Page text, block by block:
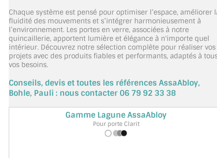
INSPIRATIONS ET NOUVEAUTÉS
AMBIANCE LAITON BROSSÉ
MIROIRS VIEILLIS AMBIANCE BRASSERIE
MIROIR SUR MESURE
MIROIR VIEILLI
MIROIR DÉCORATIF DE COULEUR
Chaque système est pensé pour optimiser l’espace, améliorer
fluidité des mouvements et s’intégrer harmonieusement à
l’environnement. Les portes en verre, associées à notre
quincaillerie, apportent lumière et élégance à n'importe quel
intérieur. Découvrez notre sélection complète pour réaliser vos
projets avec des produits fiables et performants, adaptés à
vos besoins.
Conseils, devis et toutes les références AssaAbloy,
Bohle, Pauli : nous contacter 06 79 92 33 38
Gamme Lagune AssaAbloy
Pour porte Clarit